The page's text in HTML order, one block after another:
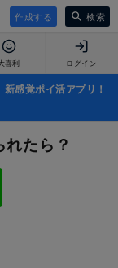
作成する 検索
喜利 ログイン
感覚ポイ活アプリ！
たら？